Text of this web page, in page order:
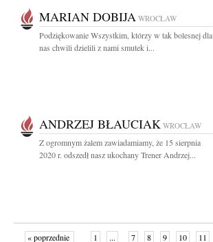
MARIAN DOBIJA WROCŁAW
Podziękowanie Wszystkim, którzy w tak bolesnej dla
nas chwili dzielili z nami smutek i...
ANDRZEJ BŁAUCIAK WROCŁAW
Z ogromnym żalem zawiadamiamy, że 15 sierpnia
2020 r. odszedł nasz ukochany Trener Andrzej...
« poprzednie 1 ... 7 8 9 10 11